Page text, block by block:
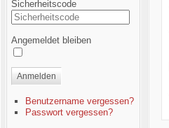
Sicherheitscode
Angemeldet bleiben
Anmelden
Benutzername vergessen?
Passwort vergessen?